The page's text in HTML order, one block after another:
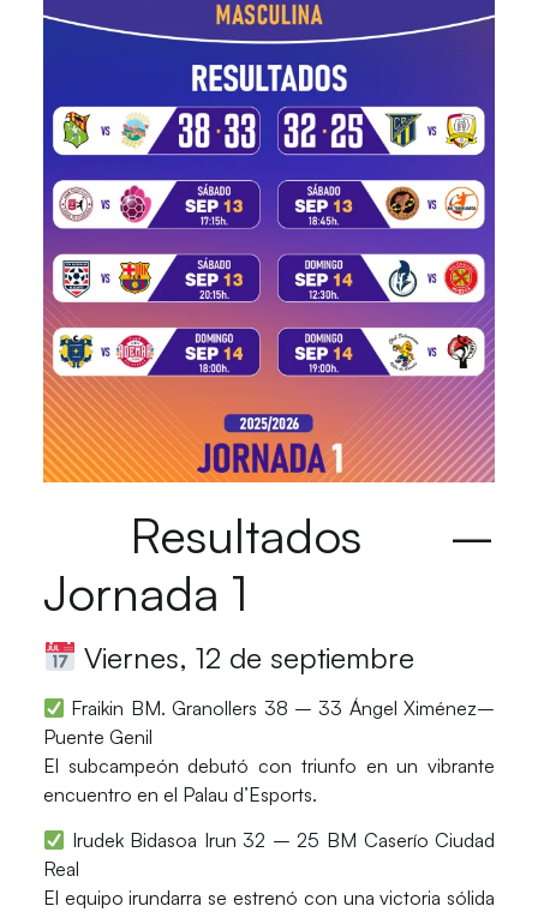
Resultados –
Jornada 1
Viernes, 12 de septiembre
Fraikin BM. Granollers 38 – 33 Ángel Ximénez–
Puente Genil
El subcampeón debutó con triunfo en un vibrante
encuentro en el Palau d’Esports.
Irudek Bidasoa Irun 32 – 25 BM Caserío Ciudad
Real
El equipo irundarra se estrenó con una victoria sólida